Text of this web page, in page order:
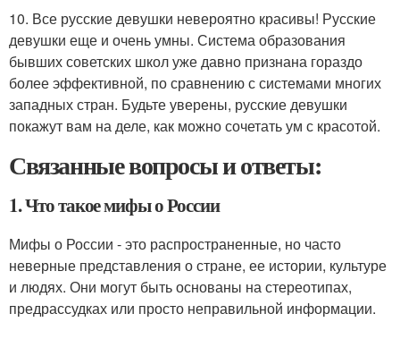
10. Все русские девушки невероятно красивы! Русские
девушки еще и очень умны. Система образования
бывших советских школ уже давно признана гораздо
более эффективной, по сравнению с системами многих
западных стран. Будьте уверены, русские девушки
покажут вам на деле, как можно сочетать ум с красотой.
Связанные вопросы и ответы:
1. Что такое мифы о России
Мифы о России - это распространенные, но часто
неверные представления о стране, ее истории, культуре
и людях. Они могут быть основаны на стереотипах,
предрассудках или просто неправильной информации.